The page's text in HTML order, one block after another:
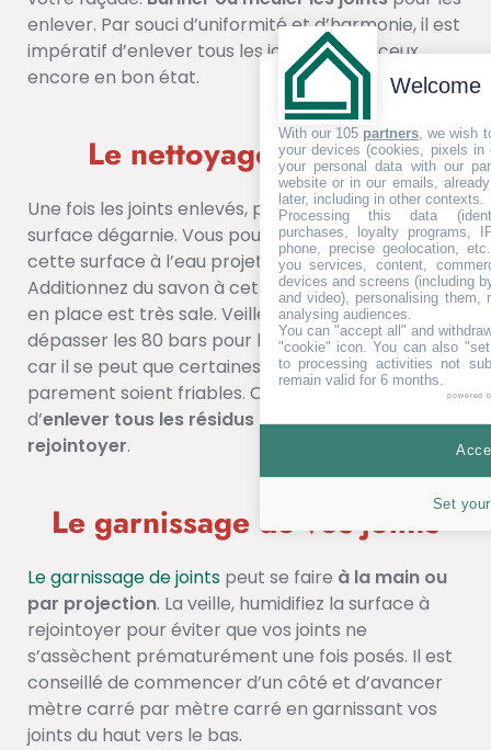
enlever. Par souci d’uniformité et d’harmonie, il est
impératif d’enlever tous les joints même ceux
encore en bon état.
Le nettoyage de joints
Une fois les joints enlevés, pensez à souffler la
surface dégarnie. Vous pourrez aussi nettoyer
cette surface à l’eau projetée à haute pression.
Additionnez du savon à cette eau si le parement
en place est très sale. Veillez cependant à ne pas
dépasser les 80 bars pour la pression du jet d’eau,
car il se peut que certaines pièces de votre
parement soient friables. Cela vous permettra
d’enlever tous les résidus de la surface à
rejointoyer.
Le garnissage de vos joints
Le garnissage de joints peut se faire à la main ou
par projection. La veille, humidifiez la surface à
rejointoyer pour éviter que vos joints ne
s’assèchent prématurément une fois posés. Il est
conseillé de commencer d’un côté et d’avancer
mètre carré par mètre carré en garnissant vos
joints du haut vers le bas.
Welcome
With our 105 partners , we wish
your devices (cookies, pixels
your personal data with our
website or in our emails,
later, including in other contexts.
Processing this data
purchases, loyalty programs,
phone, precise geolocation,
you services, content,
devices and screens (including
and video), personalising them,
analysing audiences.
You can "accept all" and
"cookie" icon. You can also
to processing activities not
remain valid for 6 months.
powered
Set